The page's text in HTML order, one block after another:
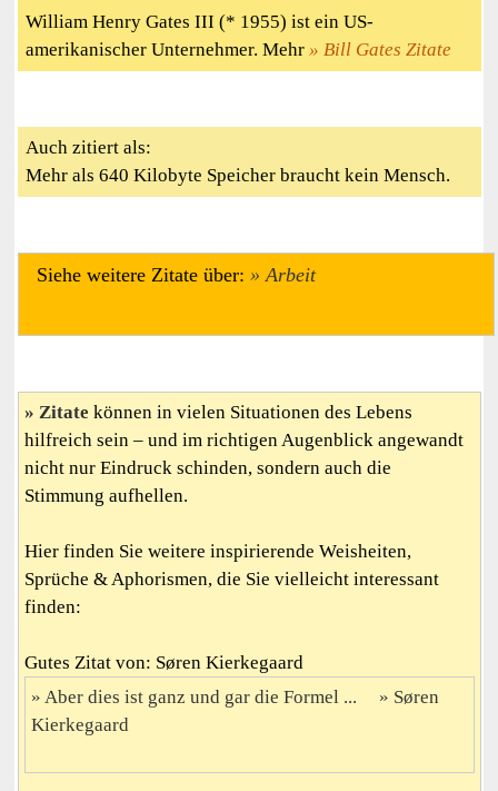
William Henry Gates III (* 1955) ist ein US-
amerikanischer Unternehmer. Mehr
Bill Gates Zitate
Auch zitiert als:
Mehr als 640 Kilobyte Speicher braucht kein Mensch.
Siehe weitere Zitate über: Arbeit
Zitate können in vielen Situationen des Lebens
hilfreich sein – und im richtigen Augenblick angewandt
nicht nur Eindruck schinden, sondern auch die
Stimmung aufhellen.
Hier finden Sie weitere inspirierende Weisheiten,
Sprüche & Aphorismen, die Sie vielleicht interessant
finden:
Gutes Zitat von: Søren Kierkegaard
Aber dies ist ganz und gar die Formel ...
Søren
Kierkegaard